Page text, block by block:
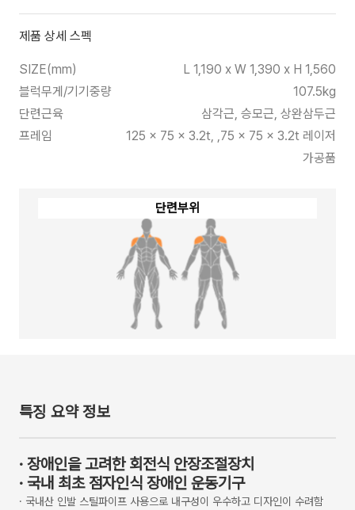
제품 상세 스펙
SIZE(mm)
L 1,190 x W 1,390 x H 1,560
블럭무게/기기중량
107.5kg
단련근육
삼각근, 승모근, 상완삼두근
프레임
125 x 75 x 3.2t, ,75 x 75 x 3.2t 레이저
가공품
단련부위
특징 요약 정보
· 장애인을 고려한 회전식 안장조절장치
· 국내 최초 점자인식 장애인 운동기구
· 국내산 인발 스틸파이프 사용으로 내구성이 우수하고 디자인이 수려함